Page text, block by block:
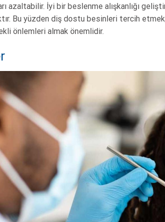
azaltabilir. İyi bir beslenme alışkanlığı
Bu yüzden diş dostu besinleri tercih
önlemleri almak önemlidir.